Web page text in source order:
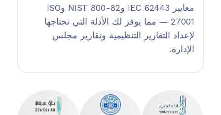
معايير IEC 62443 وNIST 800-82 وISO
27001 — مما يوفر لك الأدلة التي تحتاجها
لإعداد التقارير التنظيمية وتقارير مجلس
الإدارة.